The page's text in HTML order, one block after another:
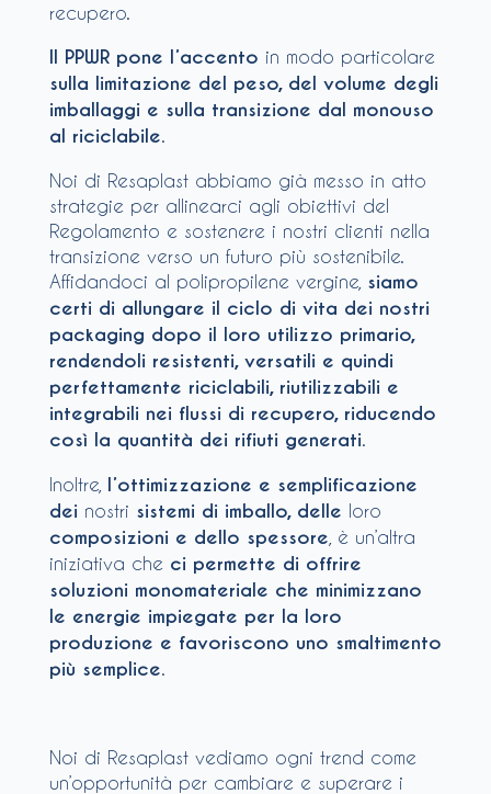
recupero.
Il PPWR pone l’accento in modo particolare
sulla limitazione del peso, del volume degli
imballaggi e sulla transizione dal monouso
al riciclabile
Noi di Resaplast abbiamo già messo in atto
strategie per allinearci agli obiettivi del
Regolamento e sostenere i nostri clienti nella
transizione verso un futuro più sostenibile.
Affidandoci al polipropilene vergine, siamo
certi di allungare il ciclo di vita dei nostri
packaging dopo il loro utilizzo primario,
rendendoli resistenti, versatili e quindi
perfettamente riciclabili, riutilizzabili e
integrabili nei flussi di recupero, riducendo
così la quantità dei rifiuti generati
Inoltre, l’ottimizzazione e semplificazione
dei nostri sistemi di imballo, delle loro
composizioni e dello spessore , è un’altra
iniziativa che ci permette di offrire
soluzioni monomateriale che minimizzano
le energie impiegate per la loro
produzione e favoriscono uno smaltimento
più semplice
Noi di Resaplast vediamo ogni trend come
un’opportunità per cambiare e superare i